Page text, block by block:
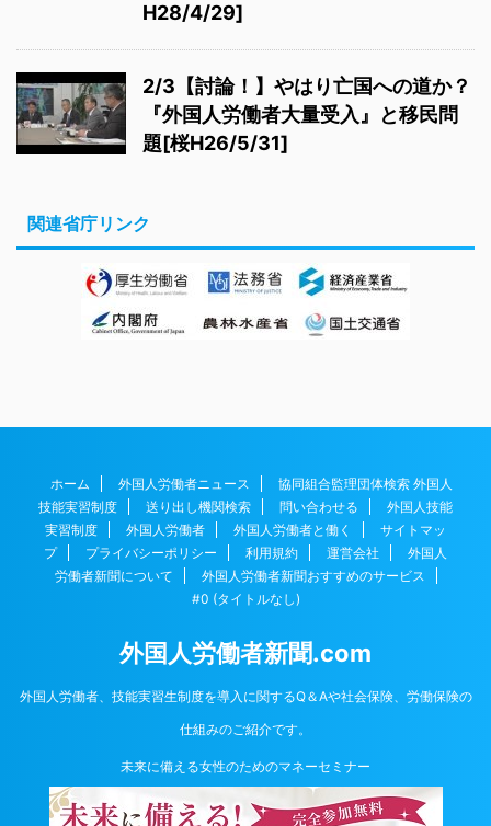
H28/4/29]
2/3【討論！】やはり亡国への道か？
『外国人労働者大量受入』と移民問
題[桜H26/5/31]
関連省庁リンク
ホーム 外国人労働者ニュース
協同組合監理団体検索 外国人
技能実習制度
送り出し機関検索 問い合わせる
外国人技能
実習制度
外国人労働者 外国人労働者と働く
サイトマッ
プ
プライバシーポリシー 利用規約 運営会社
外国人
労働者新聞について
外国人労働者新聞おすすめのサービス
#0 (タイトルなし)
外国人労働者新聞.com
外国人労働者、技能実習生制度を導入に関するQ＆Aや社会保険、労働保険の
仕組みのご紹介です。
未来に備える女性のためのマネーセミナー